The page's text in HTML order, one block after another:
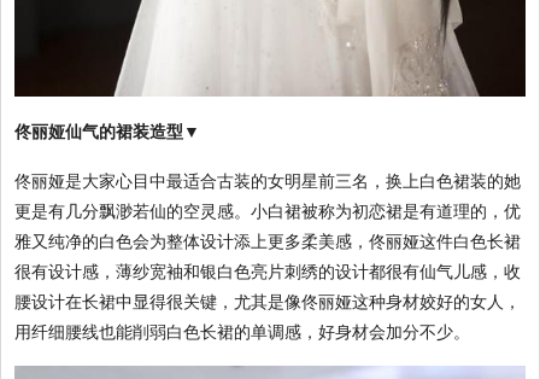
佟丽娅仙气的裙装造型▼
佟丽娅是大家心目中最适合古装的女明星前三名，换上白色裙装的她
更是有几分飘渺若仙的空灵感。小白裙被称为初恋裙是有道理的，优
雅又纯净的白色会为整体设计添上更多柔美感，佟丽娅这件白色长裙
很有设计感，薄纱宽袖和银白色亮片刺绣的设计都很有仙气儿感，收
腰设计在长裙中显得很关键，尤其是像佟丽娅这种身材姣好的女人，
用纤细腰线也能削弱白色长裙的单调感，好身材会加分不少。